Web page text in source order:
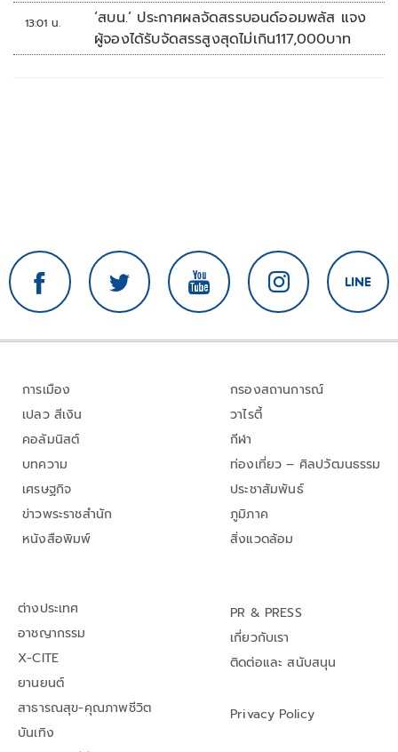
หลายวัน
13:01 น.
‘สบน.’ ประกาศผลจัดสรรบอนด์ออมพลัส แจง
ผู้จองได้รับจัดสรรสูงสุดไม่เกิน117,000บาท
การเมือง
เปลว สีเงิน
คอลัมนิสต์
บทความ
เศรษฐกิจ
ข่าวพระราชสำนัก
หนังสือพิมพ์
กรองสถานการณ์
วาไรตี้
กีฬา
ท่องเที่ยว – ศิลปวัฒนธรรม
ประชาสัมพันธ์
ภูมิภาค
สิ่งแวดล้อม
ต่างประเทศ
อาชญากรรม
X-CITE
ยานยนต์
สาธารณสุข-คุณภาพชีวิต
บันเทิง
PR & PRESS
เกี่ยวกับเรา
ติดต่อและ สนับสนุน
Privacy Policy